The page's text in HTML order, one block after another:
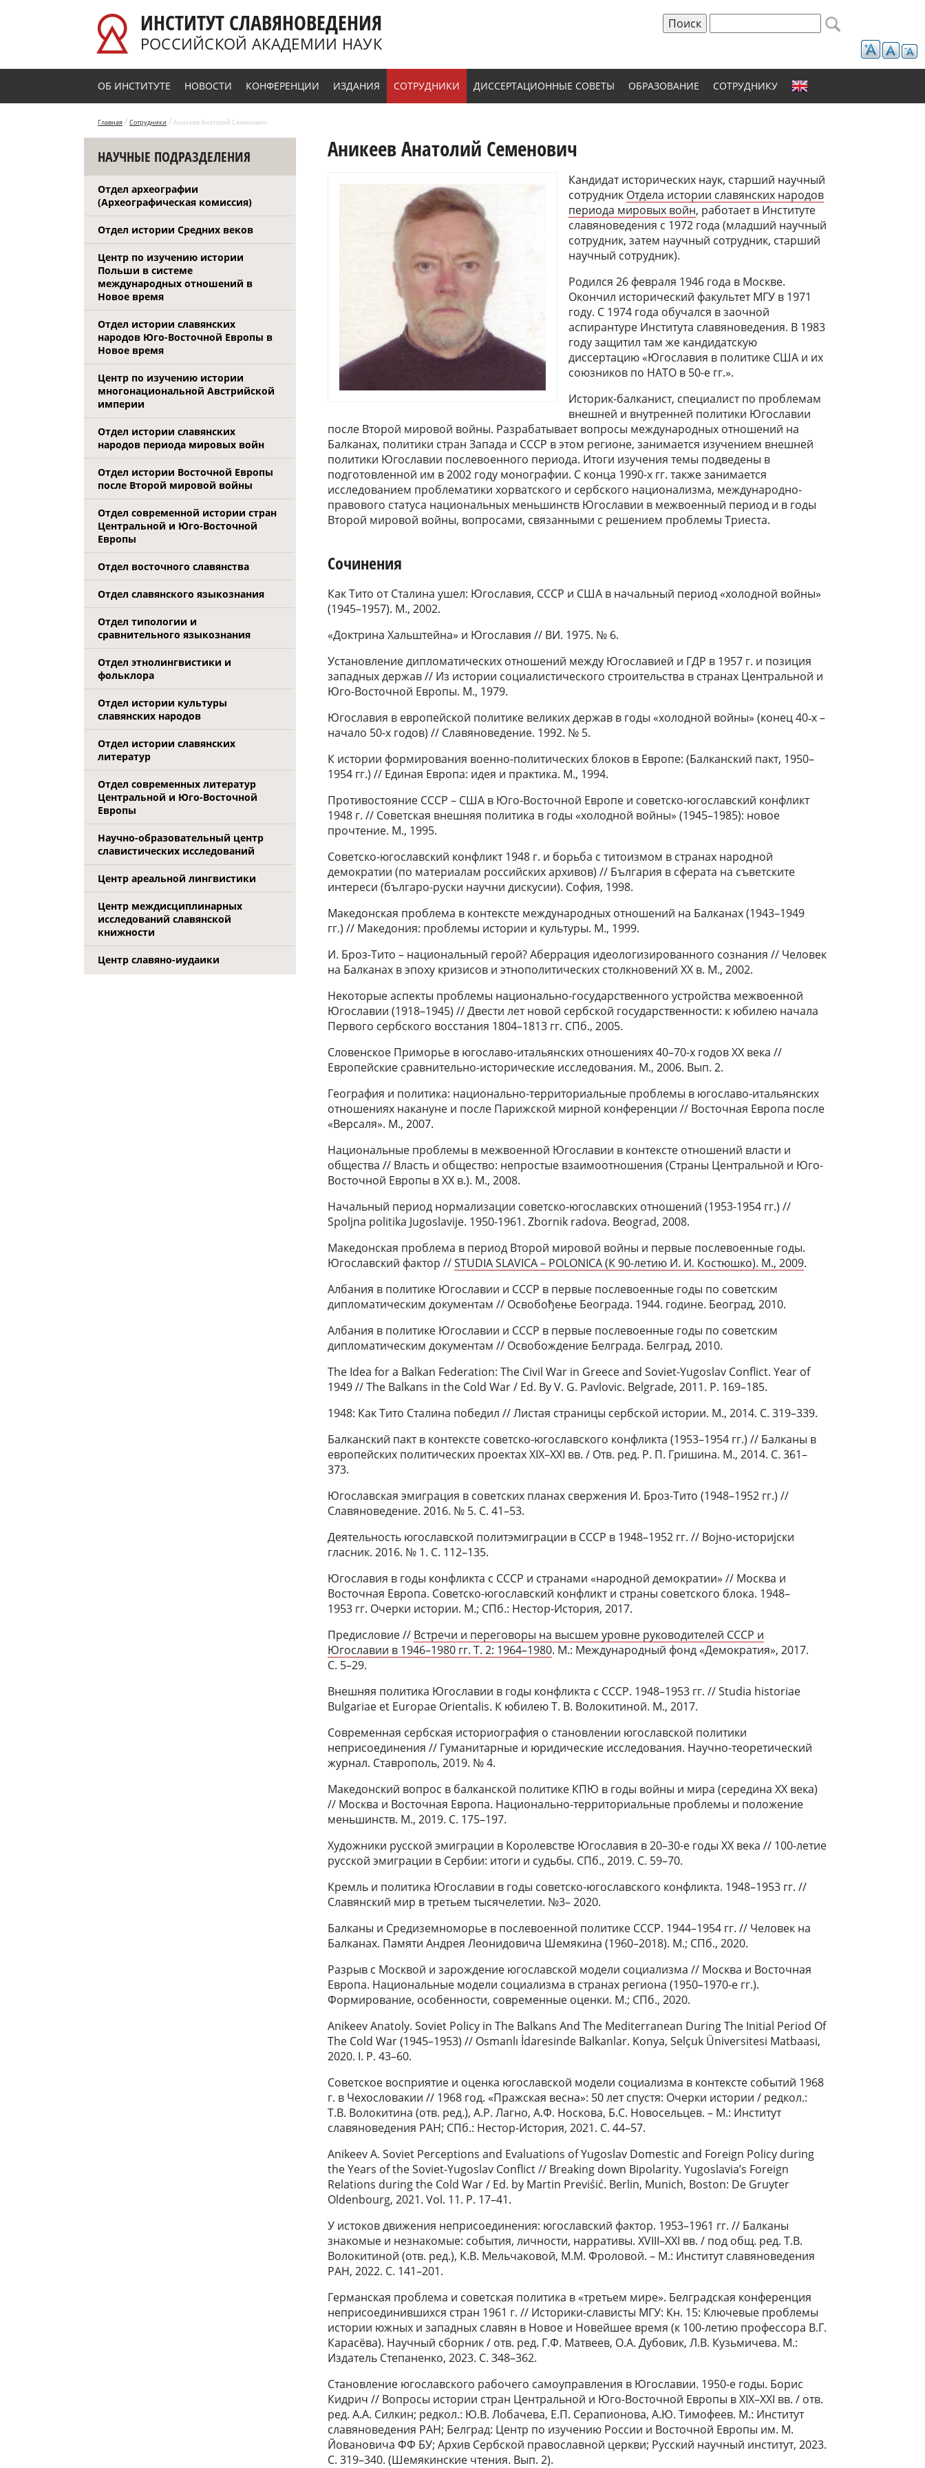
ИНСТИТУТ СЛАВЯНОВЕДЕНИЯ
РОССИЙСКОЙ АКАДЕМИИ НАУК Форма поиска
ОБ ИНСТИТУТЕ НОВОСТИ КОНФЕРЕНЦИИ ИЗДАНИЯ СОТРУДНИКИ ДИССЕРТАЦИОННЫЕ СОВЕТЫ ОБРАЗОВАНИЕ СОТРУДНИКУ
Главная / Сотрудники / Аникеев Анатолий Семенович
НАУЧНЫЕ ПОДРАЗДЕЛЕНИЯ
Отдел археографии
(Археографическая комиссия)
Отдел истории Средних веков
Центр по изучению истории
Польши в системе
международных отношений в
Новое время
Отдел истории славянских
народов Юго-Восточной Европы в
Новое время
Центр по изучению истории
многонациональной Австрийской
империи
Отдел истории славянских
народов периода мировых войн
Отдел истории Восточной Европы
после Второй мировой войны
Отдел современной истории стран
Центральной и Юго-Восточной
Европы
Отдел восточного славянства
Отдел славянского языкознания
Отдел типологии и
сравнительного языкознания
Отдел этнолингвистики и
фольклора
Отдел истории культуры
славянских народов
Отдел истории славянских
литератур
Отдел современных литератур
Центральной и Юго-Восточной
Европы
Научно-образовательный центр
славистических исследований
Центр ареальной лингвистики
Центр междисциплинарных
исследований славянской
книжности
Центр славяно-иудаики
Аникеев Анатолий Семенович
Кандидат исторических наук, старший научный
сотрудник Отдела истории славянских народов
периода мировых войн, работает в Институте
славяноведения с 1972 года (младший научный
сотрудник, затем научный сотрудник, старший
научный сотрудник).
Родился 26 февраля 1946 года в Москве.
Окончил исторический факультет МГУ в 1971
году. С 1974 года обучался в заочной
аспирантуре Института славяноведения. В 1983
году защитил там же кандидатскую
диссертацию «Югославия в политике США и их
союзников по НАТО в 50-е гг.».
Историк-балканист, специалист по проблемам
внешней и внутренней политики Югославии
после Второй мировой войны. Разрабатывает вопросы международных отношений на
Балканах, политики стран Запада и СССР в этом регионе, занимается изучением внешней
политики Югославии послевоенного периода. Итоги изучения темы подведены в
подготовленной им в 2002 году монографии. С конца 1990-х гг. также занимается
исследованием проблематики хорватского и сербского национализма, международно-
правового статуса национальных меньшинств Югославии в межвоенный период и в годы
Второй мировой войны, вопросами, связанными с решением проблемы Триеста.
Сочинения
Как Тито от Сталина ушел: Югославия, СССР и США в начальный период «холодной войны»
(1945–1957). М., 2002.
«Доктрина Хальштейна» и Югославия // ВИ. 1975. № 6.
Установление дипломатических отношений между Югославией и ГДР в 1957 г. и позиция
западных держав // Из истории социалистического строительства в странах Центральной и
Юго-Восточной Европы. М., 1979.
Югославия в европейской политике великих держав в годы «холодной войны» (конец 40‑х –
начало 50-х годов) // Славяноведение. 1992. № 5.
К истории формирования военно-политических блоков в Европе: (Балканский пакт, 1950–
1954 гг.) // Единая Европа: идея и практика. М., 1994.
Противостояние СССР – США в Юго-Восточной Европе и советско-югославский конфликт
1948 г. // Советская внешняя политика в годы «холодной войны» (1945–1985): новое
прочтение. М., 1995.
Советско-югославский конфликт 1948 г. и борьба с титоизмом в странах народной
демократии (по материалам российских архивов) // България в сферата на съветските
интереси (българо-руски научни дискусии). София, 1998.
Македонская проблема в контексте международных отношений на Балканах (1943–1949
гг.) // Македония: проблемы истории и культуры. М., 1999.
И. Броз-Тито – национальный герой? Аберрация идеологизированного сознания // Человек
на Балканах в эпоху кризисов и этнополитических столкновений ХХ в. М., 2002.
Некоторые аспекты проблемы национально-государственного устройства межвоенной
Югославии (1918–1945) // Двести лет новой сербской государственности: к юбилею начала
Первого сербского восстания 1804–1813 гг. СПб., 2005.
Словенское Приморье в югославо-итальянских отношениях 40–70-х годов ХХ века //
Европейские сравнительно-исторические исследования. М., 2006. Вып. 2.
География и политика: национально-территориальные проблемы в югославо-итальянских
отношениях накануне и после Парижской мирной конференции // Восточная Европа после
«Версаля». М., 2007.
Национальные проблемы в межвоенной Югославии в контексте отношений власти и
общества // Власть и общество: непростые взаимоотношения (Страны Центральной и Юго-
Восточной Европы в ХХ в.). М., 2008.
Начальный период нормализации советско-югославских отношений (1953-1954 гг.) //
Spoljna politika Jugoslavije. 1950-1961. Zbornik radova. Beograd, 2008.
Македонская проблема в период Второй мировой войны и первые послевоенные годы.
Югославский фактор //STUDIA SLAVICA – POLONICA (К 90-летию И. И. Костюшко). М., 2009.
Албания в политике Югославии и СССР в первые послевоенные годы по советским
дипломатическим документам // Освобођење Београда. 1944. године. Београд, 2010.
Албания в политике Югославии и СССР в первые послевоенные годы по советским
дипломатическим документам // Освобождение Белграда. Белград, 2010.
The Idea for a Balkan Federation: The Civil War in Greece and Soviet-Yugoslav Conflict. Year of
1949 // The Balkans in the Cold War / Ed. By V. G. Pavlovic. Belgrade, 2011. P. 169–185.
1948: Как Тито Сталина победил // Листая страницы сербской истории. М., 2014. С. 319–339.
Балканский пакт в контексте советско-югославского конфликта (1953–1954 гг.) // Балканы в
европейских политических проектах ХIХ–ХХI вв. / Отв. ред. Р. П. Гришина. М., 2014. С. 361–
373.
Югославская эмиграция в советских планах свержения И. Броз-Тито (1948–1952 гг.) //
Славяноведение. 2016. № 5. С. 41–53.
Деятельность югославской политэмиграции в СССР в 1948–1952 гг. // Воjно-историjски
гласник. 2016. № 1. С. 112–135.
Югославия в годы конфликта с СССР и странами «народной демократии» // Москва и
Восточная Европа. Советско-югославский конфликт и страны советского блока. 1948–
1953 гг. Очерки истории. М.; СПб.: Нестор-История, 2017.
Предисловие // Встречи и переговоры на высшем уровне руководителей СССР и
Югославии в 1946–1980 гг. Т. 2: 1964–1980. М.: Международный фонд «Демократия», 2017.
С. 5–29.
Внешняя политика Югославии в годы конфликта с СССР. 1948–1953 гг. // Studia historiae
Bulgariae et Europae Orientalis. К юбилею Т. В. Волокитиной. М., 2017.
Современная сербская историография о становлении югославской политики
неприсоединения // Гуманитарные и юридические исследования. Научно-теоретический
журнал. Ставрополь, 2019. № 4.
Македонский вопрос в балканской политике КПЮ в годы войны и мира (середина ХХ века)
// Москва и Восточная Европа. Национально-территориальные проблемы и положение
меньшинств. М., 2019. С. 175–197.
Художники русской эмиграции в Королевстве Югославия в 20–30-е годы ХХ века // 100-летие
русской эмиграции в Сербии: итоги и судьбы. СПб., 2019. С. 59–70.
Кремль и политика Югославии в годы советско-югославского конфликта. 1948–1953 гг. //
Славянский мир в третьем тысячелетии. №3– 2020.
Балканы и Средиземноморье в послевоенной политике СССР. 1944–1954 гг. // Человек на
Балканах. Памяти Андрея Леонидовича Шемякина (1960–2018). М.; СПб., 2020.
Разрыв с Москвой и зарождение югославской модели социализма // Москва и Восточная
Европа. Национальные модели социализма в странах региона (1950–1970-е гг.).
Формирование, особенности, современные оценки. М.; СПб., 2020.
Anikeev Anatoly. Soviet Policy in The Balkans And The Mediterranean During The Initial Period Of
The Cold War (1945–1953) // Osmanlı İdaresinde Balkanlar. Konya, Selçuk Üniversitesi Matbaasi,
2020. I. P. 43–60.
Советское восприятие и оценка югославской модели социализма в контексте событий 1968
г. в Чехословакии // 1968 год. «Пражская весна»: 50 лет спустя: Очерки истории / редкол.:
Т.В. Волокитина (отв. ред.), А.Р. Лагно, А.Ф. Носкова, Б.С. Новосельцев. – М.: Институт
славяноведения РАН; СПб.: Нестор-История, 2021. С. 44–57.
Anikeev A. Soviet Perceptions and Evaluations of Yugoslav Domestic and Foreign Policy during
the Years of the Soviet-Yugoslav Conflict // Breaking down Bipolarity. Yugoslavia’s Foreign
Relations during the Cold War / Ed. by Martin Previśić. Berlin, Munich, Boston: De Gruyter
Oldenbourg, 2021. Vol. 11. P. 17–41.
У истоков движения неприсоединения: югославский фактор. 1953–1961 гг. // Балканы
знакомые и незнакомые: события, личности, нарративы. XVIII–XXI вв. / под общ. ред. Т.В.
Волокитиной (отв. ред.), К.В. Мельчаковой, М.М. Фроловой. – М.: Институт славяноведения
РАН, 2022. C. 141–201.
Германская проблема и советская политика в «третьем мире». Белградская конференция
неприсоединившихся стран 1961 г. // Историки-слависты МГУ: Кн. 15: Ключевые проблемы
истории южных и западных славян в Новое и Новейшее время (к 100-летию профессора В.Г.
Карасёва). Научный сборник / отв. ред. Г.Ф. Матвеев, О.А. Дубовик, Л.В. Кузьмичева. М.:
Издатель Степаненко, 2023. С. 348–362.
Становление югославского рабочего самоуправления в Югославии. 1950-е годы. Борис
Кидрич // Вопросы истории стран Центральной и Юго-Восточной Европы в XIX–XXI вв. / отв.
ред. А.А. Силкин; редкол.: Ю.В. Лобачева, Е.П. Серапионова, А.Ю. Тимофеев. М.: Институт
славяноведения РАН; Белград: Центр по изучению России и Восточной Европы им. М.
Йовановича ФФ БУ; Архив Сербской православной церкви; Русский научный институт, 2023.
С. 319–340. (Шемякинские чтения. Вып. 2).